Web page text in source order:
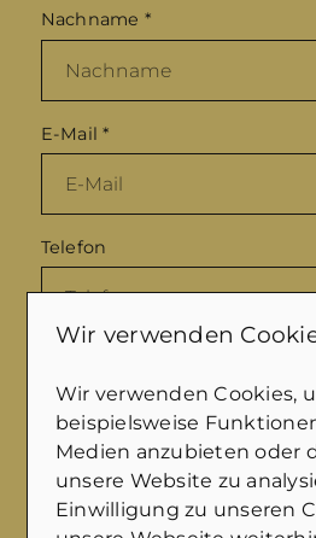
Nachname *
E-Mail*
Telefon
Wir verwenden
Wir verwenden Cookies,
beispielsweise
Medien anzubieten oder
unsere Website zu
Einwilligung zu unseren